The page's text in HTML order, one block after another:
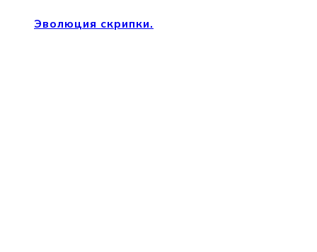
Эволюция скрипки.